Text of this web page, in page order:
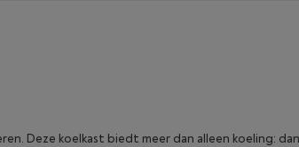
Deze koelkast biedt meer dan alleen koeling: